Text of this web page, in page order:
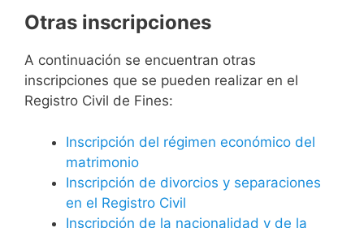
Otras inscripciones
A continuación se encuentran otras
inscripciones que se pueden realizar en el
Registro Civil de Fines:
Inscripción del régimen económico del
matrimonio
Inscripción de divorcios y separaciones
en el Registro Civil
Inscripción de la nacionalidad y de la